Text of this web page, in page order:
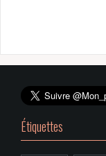
Étiquettes